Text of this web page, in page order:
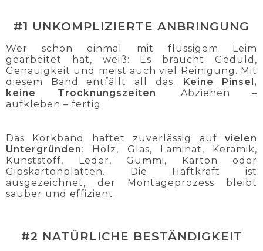
#1 UNKOMPLIZIERTE ANBRINGUNG
Wer schon einmal mit flüssigem Leim
gearbeitet hat, weiß: Es braucht Geduld,
Genauigkeit und meist auch viel Reinigung. Mit
diesem Band entfällt all das. Keine Pinsel,
keine Trocknungszeiten. Abziehen –
aufkleben – fertig.
Das Korkband haftet zuverlässig auf vielen
Untergründen: Holz, Glas, Laminat, Keramik,
Kunststoff, Leder, Gummi, Karton oder
Gipskartonplatten. Die Haftkraft ist
ausgezeichnet, der Montageprozess bleibt
sauber und effizient.
#2 NATÜRLICHE BESTÄNDIGKEIT